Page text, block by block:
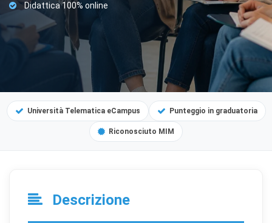
Didattica 100% online
Università Telematica eCampus Punteggio in graduatoria
Riconosciuto MIM
Descrizione